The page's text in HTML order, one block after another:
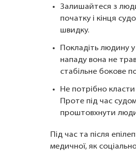
Залишайтеся з
початку і кінця
швидку.
Покладіть людину
нападу вона не
стабільне бокове
Не потрібно
Проте під час
проштовхнути
Під час та після
медичної, як